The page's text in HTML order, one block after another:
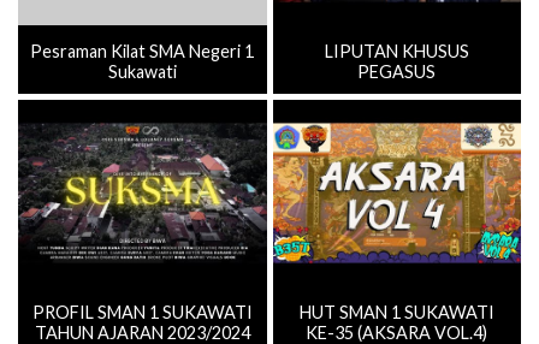
Pesraman Kilat SMA Negeri 1
Sukawati
LIPUTAN KHUSUS
PEGASUS
PROFIL SMAN 1 SUKAWATI
TAHUN AJARAN 2023/2024
HUT SMAN 1 SUKAWATI
KE-35 (AKSARA VOL.4)